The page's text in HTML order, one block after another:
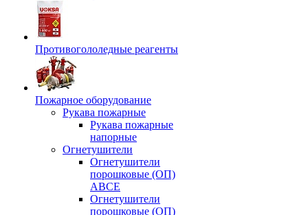
Противогололедные реагенты
Пожарное оборудование
Рукава пожарные
Рукава пожарные
напорные
Огнетушители
Огнетушители
порошковые (ОП)
АВСЕ
Огнетушители
порошковые (ОП)